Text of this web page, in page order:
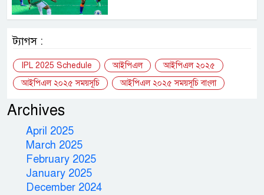
ট্যাগস :
IPL 2025 Schedule আইপিএল
আইপিএল ২০২৫
আইপিএল ২০২৫ সময়সূচি
আইপিএল ২০২৫ সময়সূচি বাংলা
Archives
April 2025
March 2025
February 2025
January 2025
December 2024